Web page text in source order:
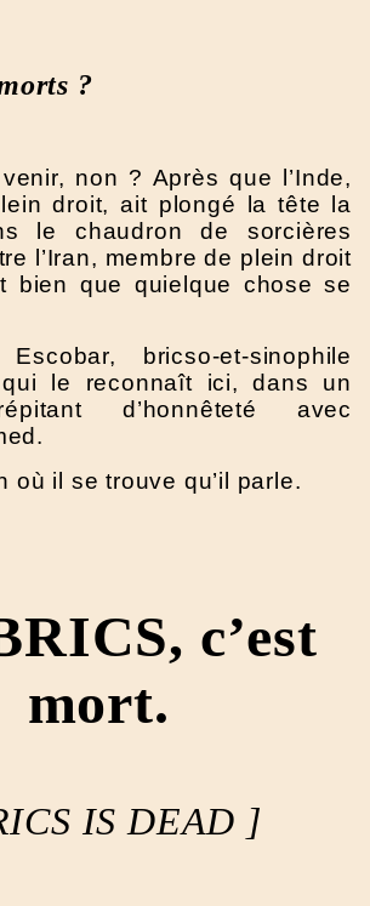
?
non ? Après que l’Inde,
droit, ait plongé la tête la
le chaudron de sorcières
l’Iran, membre de plein droit
bien que quielque chose se
bricso-et-sinophile
qui le reconnaît ici, dans un
d’honnêteté avec
où il se trouve qu’il parle.
c’est
mort.
IS DEAD ]